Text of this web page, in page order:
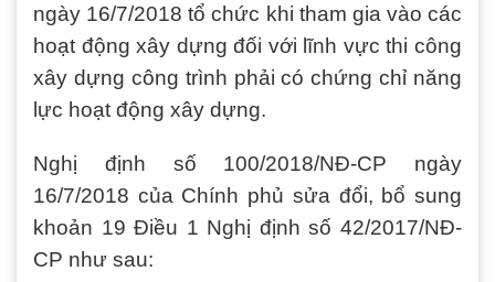
ngày 16/7/2018 tổ chức khi tham gia vào các
hoạt động xây dựng đối với lĩnh vực thi công
xây dựng công trình phải có chứng chỉ năng
lực hoạt động xây dựng.
Nghị định số 100/2018/NĐ-CP ngày
16/7/2018 của Chính phủ sửa đổi, bổ sung
khoản 19 Điều 1 Nghị định số 42/2017/NĐ-
CP như sau: